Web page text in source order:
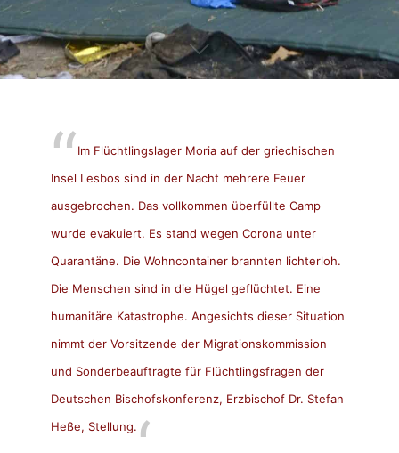
Im Flüchtlingslager Moria auf der griechischen
Insel Lesbos sind in der Nacht mehrere Feuer
ausgebrochen. Das vollkommen überfüllte Camp
wurde evakuiert. Es stand wegen Corona unter
Quarantäne. Die Wohncontainer brannten lichterloh.
Die Menschen sind in die Hügel geflüchtet. Eine
humanitäre Katastrophe. Angesichts dieser Situation
nimmt der Vorsitzende der Migrationskommission
und Sonderbeauftragte für Flüchtlingsfragen der
Deutschen Bischofskonferenz, Erzbischof Dr. Stefan
Heße, Stellung.